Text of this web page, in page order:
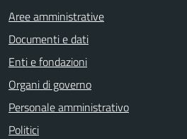
Aree amministrative
Documenti e dati
Enti e fondazioni
Organi di governo
Personale amministrativo
Politici